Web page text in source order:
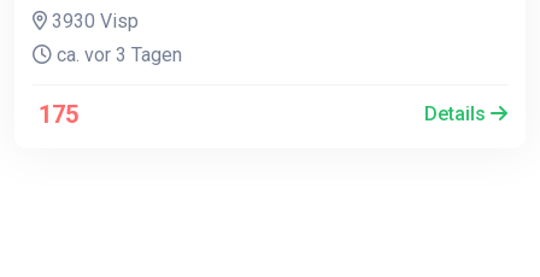
3930 Visp
ca. vor 3 Tagen
175 Details